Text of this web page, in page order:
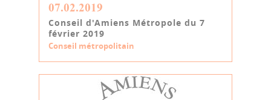
07.02.2019
Conseil d'Amiens Métropole du 7
février 2019
Conseil métropolitain